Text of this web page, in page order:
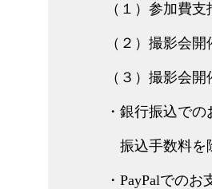
（１）参加費
（２）撮影会
（３）撮影会
・銀行振込での
振込手数料を
・PayPalでのお